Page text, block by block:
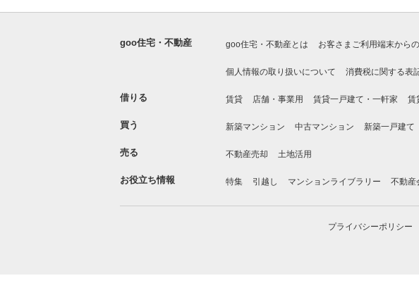
goo住宅・不動産 goo住宅・不動産とは お客さまご利用端末から
個人情報の取り扱いについて 消費税に関する表
借りる 賃貸 店舗・事業用 賃貸一戸建て・一軒家 賃
買う 新築マンション 中古マンション 新築一戸建て
売る 不動産売却 土地活用
お役立ち情報 特集 引越し マンションライブラリー 不動産
プライバシーポリシー